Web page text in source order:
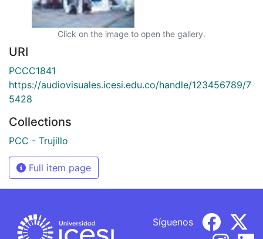
Click on the image to open the gallery.
URI
PCCC1841
https://audiovisuales.icesi.edu.co/handle/123456789/7
5428
Collections
PCC - Trujillo
Full item page
Síguenos